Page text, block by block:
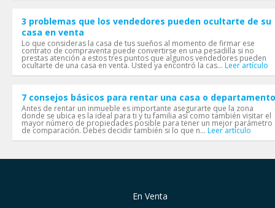
3 problemas que los vendedores pueden ocultarte de su
casa en venta
Lo que consideras la casa de tus sueños al momento de firmar ese
contrato de compraventa puede convertirse en una pesadilla si no
prestas atención a estos tres puntos que algunos vendedores pueden
ocultarte de una casa en venta. Usted ya encontró la cas... Leer artículo
7 consejos básicos para rentar una casa o departamento
Antes de rentar un inmueble es importante asegurarte que la zona
donde se ubica es la ideal para ti y tu familia así como también visitar el
mayor número de propiedades posible para tener un mejor parámetro
de comparación. Debes decidir también si lo que n... Leer artículo
En Venta